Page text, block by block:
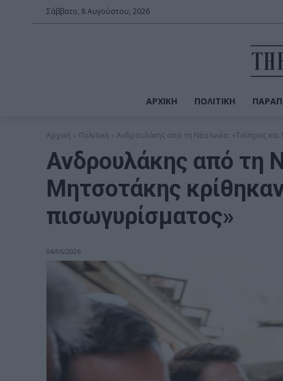
Σάββατο, 8 Αυγούστου, 2026
ΑΡΧΙΚΉ ΠΟΛΙΤΙΚΉ
Αρχική Πολιτική Ανδρουλάκης από τη Νέα Ιωνία: «Τσίπρας και
Ανδρουλάκης από τη
Μητσοτάκης
πισωγυρίσματος»
04/06/2026